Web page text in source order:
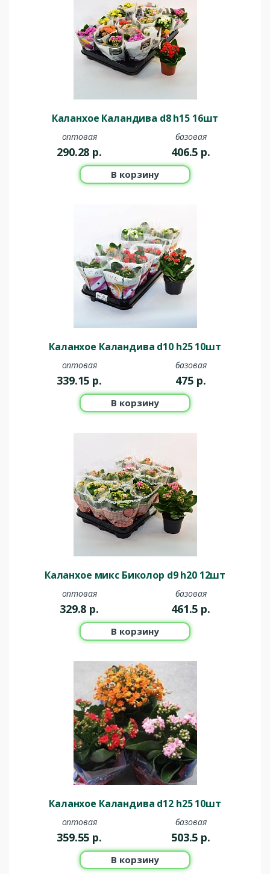
Каланхое Каландива d8 h15 16шт
оптовая
290.28 р.
базовая
406.5 р.
В корзину
Каланхое Каландива d10 h25 10шт
оптовая
339.15 р.
базовая
475 р.
В корзину
Каланхое микс Биколор d9 h20 12шт
оптовая
329.8 р.
базовая
461.5 р.
В корзину
Каланхое Каландива d12 h25 10шт
оптовая
359.55 р.
базовая
503.5 р.
В корзину